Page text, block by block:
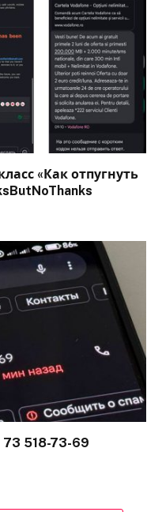
«Как отпугнуть
518-73-69